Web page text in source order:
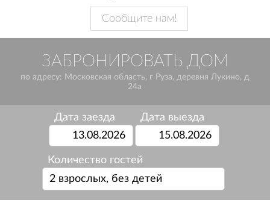
Сообщите нам!
ЗАБРОНИРОВАТЬ ДОМ
по адресу: Московская область, г Руза, деревня Лукино, д
24а
Дата заезда Дата выезда
Количество гостей
2 взрослых, без детей